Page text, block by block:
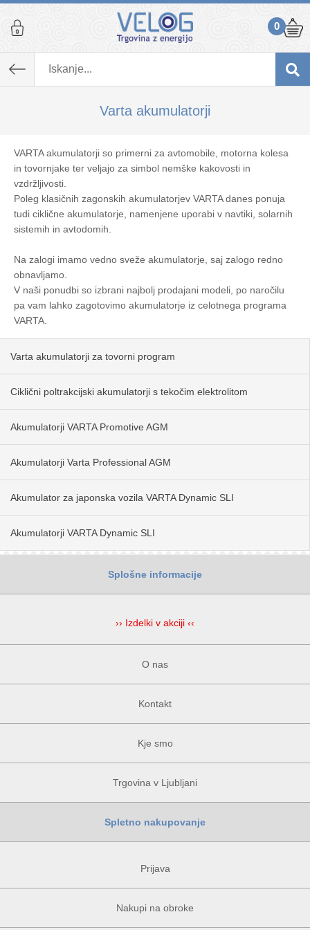
0
Varta akumulatorji
VARTA akumulatorji so primerni za avtomobile, motorna kolesa
in tovornjake ter veljajo za simbol nemške kakovosti in
vzdržljivosti.
Poleg klasičnih zagonskih akumulatorjev VARTA danes ponuja
tudi ciklične akumulatorje, namenjene uporabi v navtiki, solarnih
sistemih in avtodomih.
Na zalogi imamo vedno sveže akumulatorje, saj zalogo redno
obnavljamo.
V naši ponudbi so izbrani najbolj prodajani modeli, po naročilu
pa vam lahko zagotovimo akumulatorje iz celotnega programa
VARTA.
Varta akumulatorji za tovorni program
Ciklični poltrakcijski akumulatorji s tekočim elektrolitom
Akumulatorji VARTA Promotive AGM
Akumulatorji Varta Professional AGM
Akumulator za japonska vozila VARTA Dynamic SLI
Akumulatorji VARTA Dynamic SLI
Splošne informacije
›› Izdelki v akciji ‹‹
O nas
Kontakt
Kje smo
Trgovina v Ljubljani
Spletno nakupovanje
Prijava
Nakupi na obroke